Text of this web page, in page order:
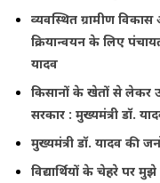
व्यवस्थित ग्रामीण
क्रियान्वयन के लिए
यादव
किसानों के खेतों से लेकर
सरकार : मुख्यमंत्री डॉ.
मुख्यमंत्री डॉ. यादव की
विद्यार्थियों के चेहरे पर